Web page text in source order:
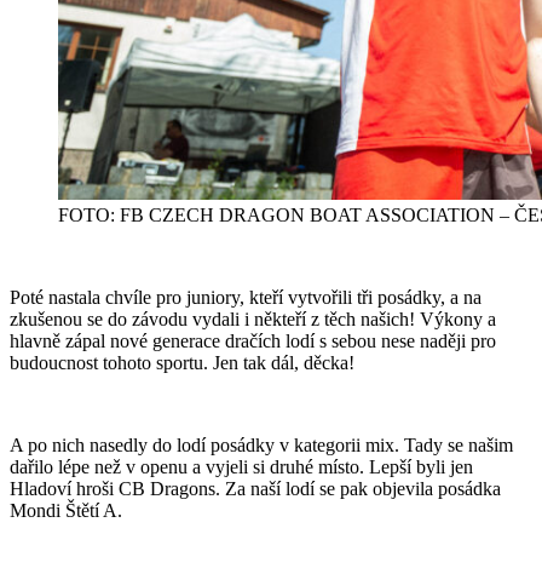
FOTO: FB CZECH DRAGON BOAT ASSOCIATION –
Poté nastala chvíle pro juniory, kteří vytvořili tři posádky, a na
zkušenou se do závodu vydali i někteří z těch našich! Výkony a
hlavně zápal nové generace dračích lodí s sebou nese naději pro
budoucnost tohoto sportu. Jen tak dál, děcka!
A po nich nasedly do lodí posádky v kategorii mix. Tady se našim
dařilo lépe než v openu a vyjeli si druhé místo. Lepší byli jen
Hladoví hroši CB Dragons. Za naší lodí se pak objevila posádka
Mondi Štětí A.